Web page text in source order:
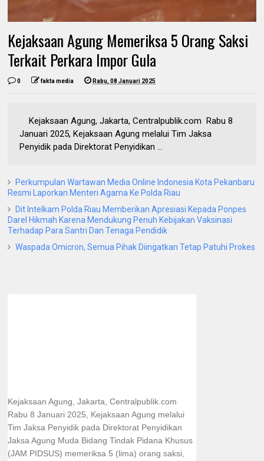
Kejaksaan Agung Memeriksa 5 Orang Saksi
Terkait Perkara Impor Gula
0 fakta media Rabu, 08 Januari 2025
Kejaksaan Agung, Jakarta, Centralpublik.com Rabu 8
Januari 2025, Kejaksaan Agung melalui Tim Jaksa
Penyidik pada Direktorat Penyidikan ...
Perkumpulan Wartawan Media Online Indonesia Kota Pekanbaru
Resmi Laporkan Menteri Agama Ke Polda Riau
Dit Intelkam Polda Riau Memberikan Apresiasi Kepada Ponpes
Darel Hikmah Karena Mendukung Penuh Kebijakan Vaksinasi
Terhadap Para Santri Dan Tenaga Pendidik
Waspada Omicron, Semua Pihak Diingatkan Tetap Patuhi Prokes
Kejaksaan Agung, Jakarta, Centralpublik.com
Rabu 8 Januari 2025, Kejaksaan Agung melalui
Tim Jaksa Penyidik pada Direktorat Penyidikan
Jaksa Agung Muda Bidang Tindak Pidana Khusus
(JAM PIDSUS) memeriksa 5 (lima) orang saksi,